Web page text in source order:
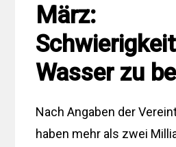
März:
Wasser zu
Nach Angaben der
haben mehr als zwei